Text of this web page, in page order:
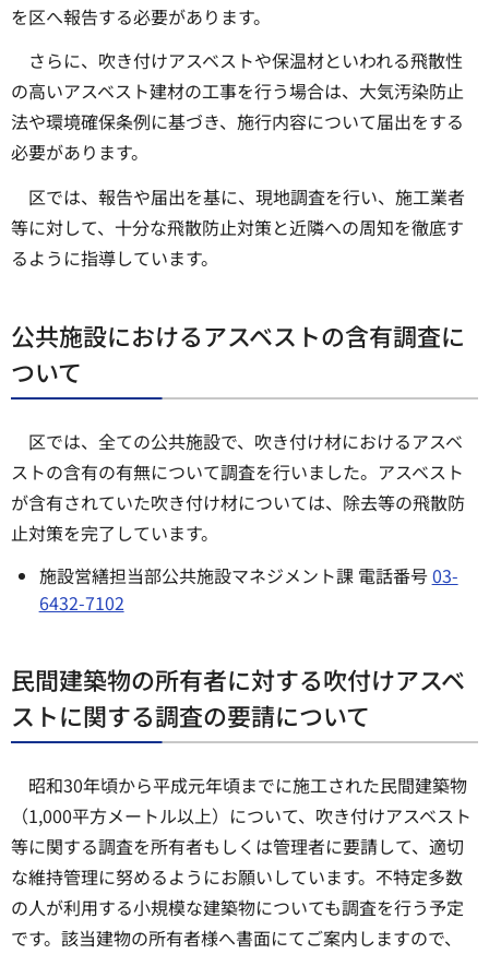
を区へ報告する必要があります。
さらに、吹き付けアスベストや保温材といわれる飛散性
の高いアスベスト建材の工事を行う場合は、大気汚染防止
法や環境確保条例に基づき、施行内容について届出をする
必要があります。
区では、報告や届出を基に、現地調査を行い、施工業者
等に対して、十分な飛散防止対策と近隣への周知を徹底す
るように指導しています。
公共施設におけるアスベストの含有調査に
ついて
区では、全ての公共施設で、吹き付け材におけるアスベ
ストの含有の有無について調査を行いました。アスベスト
が含有されていた吹き付け材については、除去等の飛散防
止対策を完了しています。
施設営繕担当部公共施設マネジメント課 電話番号03-
6432-7102
民間建築物の所有者に対する吹付けアスベ
ストに関する調査の要請について
昭和30年頃から平成元年頃までに施工された民間建築物
（1,000平方メートル以上）について、吹き付けアスベスト
等に関する調査を所有者もしくは管理者に要請して、適切
な維持管理に努めるようにお願いしています。不特定多数
の人が利用する小規模な建築物についても調査を行う予定
です。該当建物の所有者様へ書面にてご案内しますので、